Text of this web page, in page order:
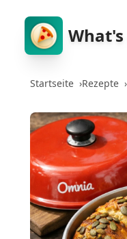
Startseite ›Rezepte ›